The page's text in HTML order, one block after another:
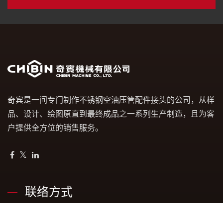
奇宾是一间专门制作不锈钢空油压管配件接头的公司，从样
品、设计、绘图原直到最终成品之一系列生产制造，且为客
户提供全方位的销售服务。
联络方式